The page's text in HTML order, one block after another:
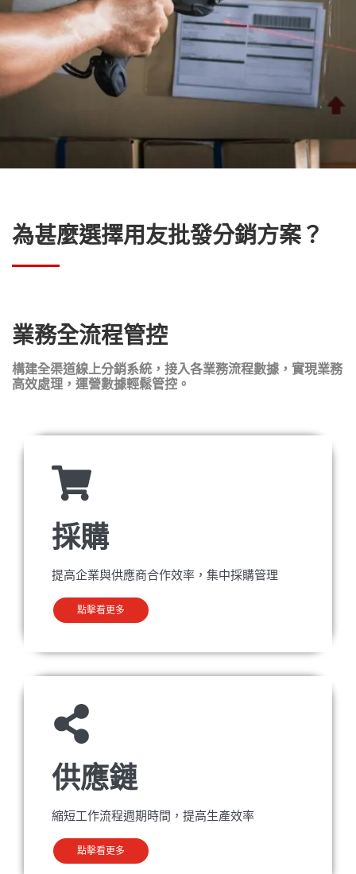
為甚麼選擇用友批發分銷方案 ？
業務全流程管控
構建全渠道線上分銷系統，接入各業務流程數據，實現業務
高效處理，運營數據輕鬆管控。
採購
提高企業與供應商合作效率，集中採購管理
點擊看更多
供應鏈
縮短工作流程週期時間，提高生產效率
點擊看更多